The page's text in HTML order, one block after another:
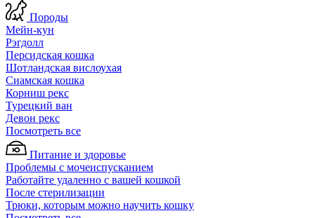
Породы
Мейн-кун
Рэгдолл
Персидская кошка
Шотландская вислоухая
Сиамская кошка
Корниш рекс
Турецкий ван
Девон рекс
Посмотреть все
Питание и здоровье
Проблемы с мочеиспусканием
Работайте удаленно с вашей кошкой
После стерилизации
Трюки, которым можно научить кошку